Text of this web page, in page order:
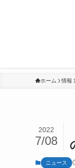
ホーム 情報
2022
7/08
ニュース